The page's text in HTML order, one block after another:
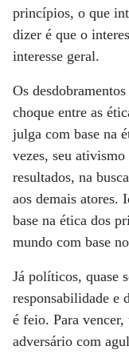
princípios, o que
dizer é que o
interesse geral.
Os
choque entre as
julga com base na
vezes, seu
resultados, na
aos demais atores.
base na ética dos
mundo com base
Já políticos, quase
responsabilidade e
é feio. Para
adversário com